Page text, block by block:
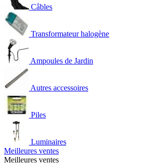
Câbles
Transformateur halogène
Ampoules de Jardin
Autres accessoires
Piles
Luminaires
Meilleures ventes
Meilleures ventes